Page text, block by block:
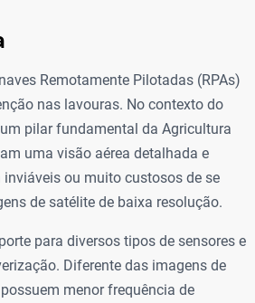
Remotamente Pilotadas (RPAs)
nas lavouras. No contexto do
pilar fundamental da Agricultura
uma visão aérea detalhada e
ou muito custosos de se
de satélite de baixa resolução.
para diversos tipos de sensores e
Diferente das imagens de
menor frequência de